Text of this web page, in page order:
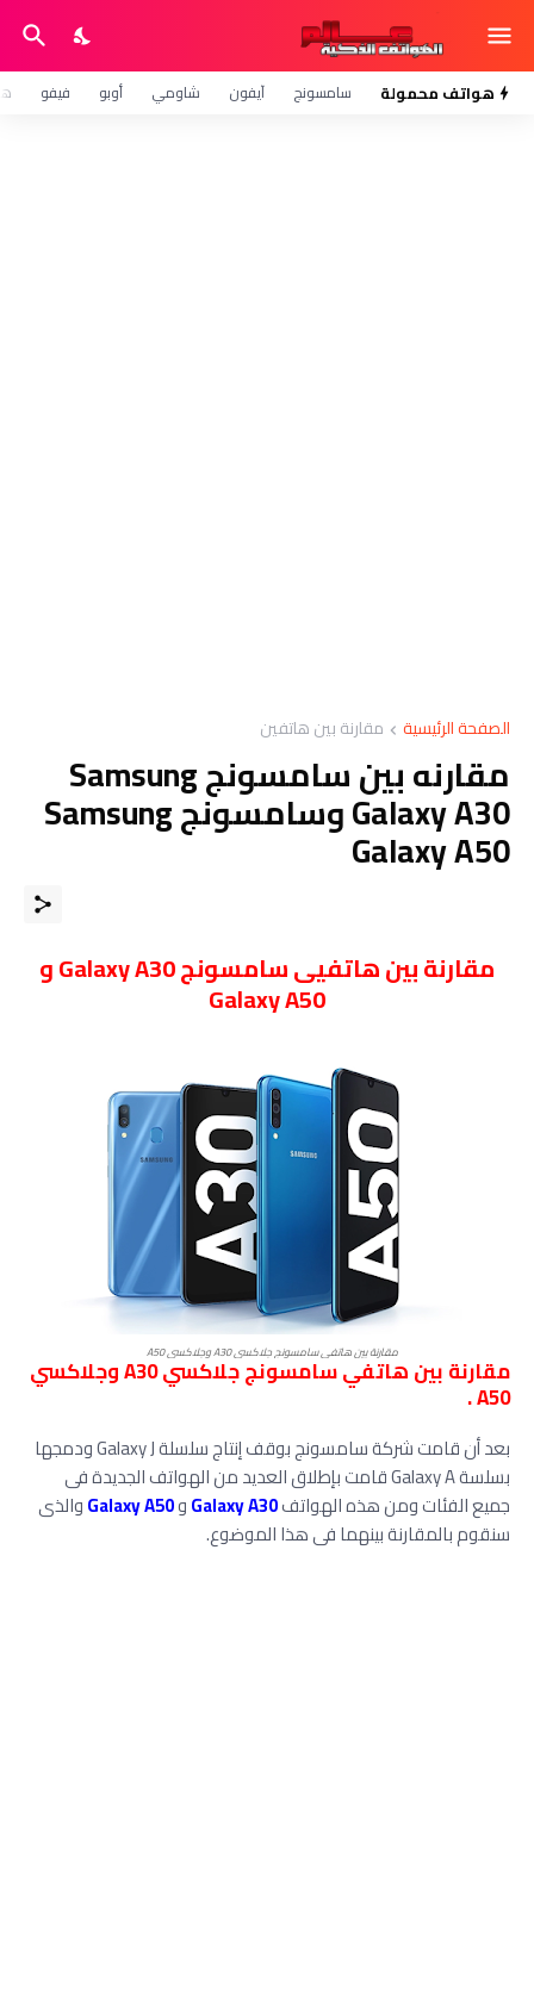
هواتف محمولة سامسونج آيفون شاومي أوبو فيفو
الصفحة الرئيسية مقارنة بين هاتفين
مقارنه بين سامسونج Samsung
Galaxy A30 وسامسونج Samsung
Galaxy A50
مقارنة بين هاتفيى سامسونج Galaxy A30 و
Galaxy A50
مقارنة بين هاتفي سامسونج جلاكسي A30 وجلاكسي A50
مقارنة بين هاتفي سامسونج جلاكسي A30 وجلاكسي
A50 .
بعد أن قامت شركة سامسونج بوقف إنتاج سلسلة Galaxy J ودمجها
بسلسة Galaxy A قامت بإطلاق العديد من الهواتف الجديدة فى
جميع الفئات ومن هذه الهواتفGalaxy A30وGalaxy A50والذى
سنقوم بالمقارنة بينهما فى هذا الموضوع.